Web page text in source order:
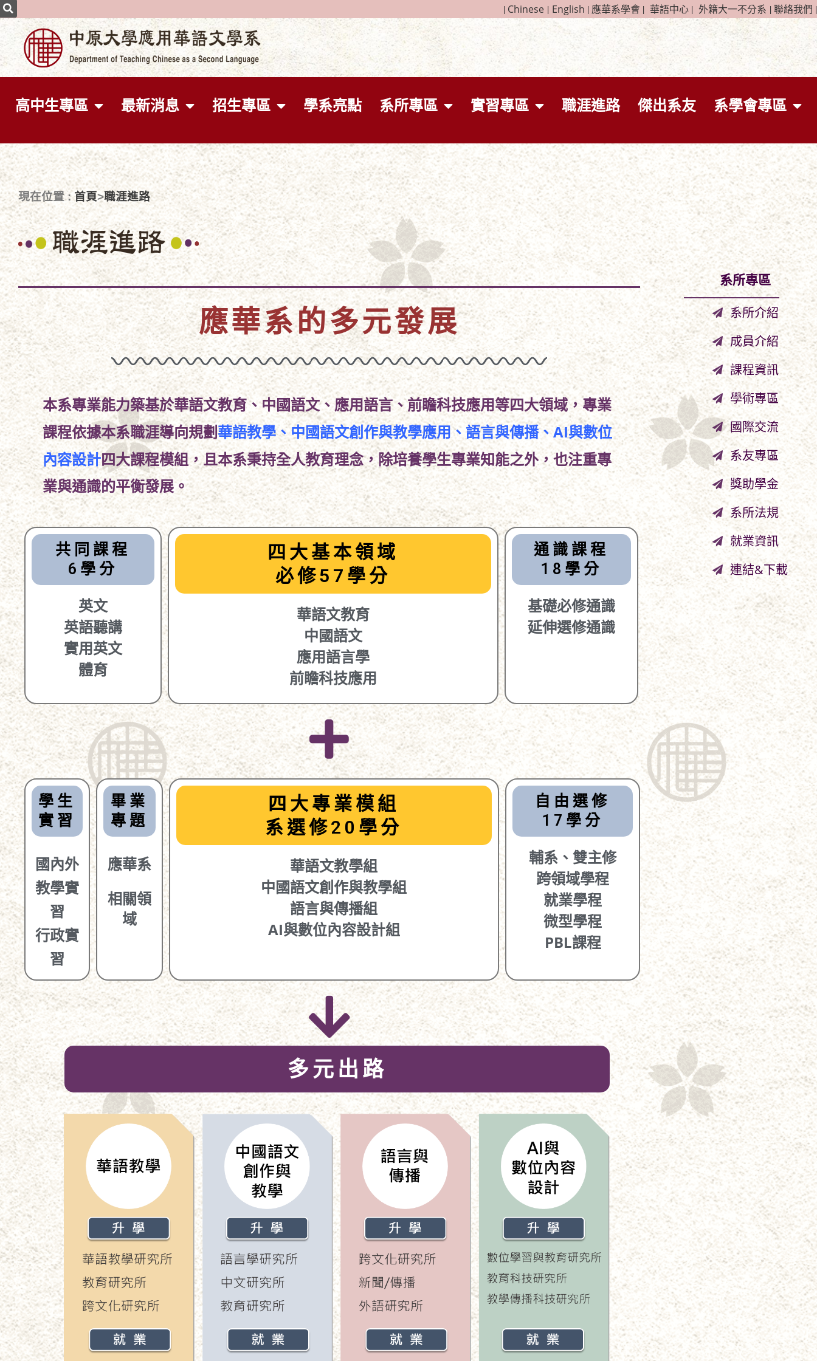
| Chinese | English | 應華系學會 | 華語中心 | 外籍大一不分系 | 聯絡我們 |
高中生專區 最新消息 招生專區 學系亮點 系所專區 實習專區 職涯進路 傑出系友 系學會專區
現在位置 :首頁>職涯進路
應華系的多元發展
本系專業能力築基於華語文教育、中國語文、應用語言、前瞻科技應用等四大領域，專業
課程依據本系職涯導向規劃華語教學、中國語文創作與教學應用、語言與傳播、AI與數位
內容設計四大課程模組，且本系秉持全人教育理念，除培養學生專業知能之外，也注重專
業與通識的平衡發展。
共同課程
6學分
英文
英語聽講
實用英文
體育
四大基本領域
必修57學分
華語文教育
中國語文
應用語言學
前瞻科技應用
通識課程
18學分
基礎必修通識
延伸選修通識
學生
實習
國內外
教學實
習
行政實
習
畢業
專題
應華系
相關領
域
四大專業模組
系選修20學分
華語文教學組
中國語文創作與教學組
語言與傳播組
AI與數位內容設計組
自由選修
17學分
輔系、雙主修
跨領域學程
就業學程
微型學程
PBL課程
多元出路
系所專區
系所介紹
成員介紹
課程資訊
學術專區
國際交流
系友專區
獎助學金
系所法規
就業資訊
連結&下載